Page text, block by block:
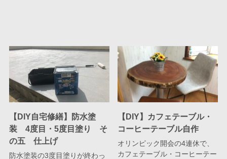
【DIY自宅修繕】防水塗
装 4度目・5度目塗り そ
の五 仕上げ
防水塗装の3度目塗りが終わっ
【DIY】カフェテーブル・
コーヒーテーブル自作
オリンピック開会の4連休で、
カフェテーブル・コーヒーテー